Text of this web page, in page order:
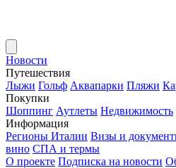
Новости
Путешествия
Лыжи Гольф Аквапарки Пляжи
Покупки
Шоппинг Аутлеты Недвижимость
Информация
Регионы Италии Визы и
вино СПА и термы
О проекте Подписка на новости